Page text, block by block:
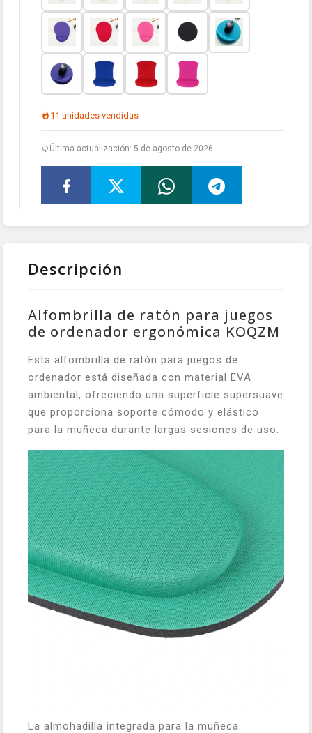
11 unidades vendidas
Última actualización: 5 de agosto de 2026
Descripción
Alfombrilla de ratón para juegos
de ordenador ergonómica KOQZM
Esta alfombrilla de ratón para juegos de
ordenador está diseñada con material EVA
ambiental, ofreciendo una superficie supersuave
que proporciona soporte cómodo y elástico
para la muñeca durante largas sesiones de uso.
La almohadilla integrada para la muñeca